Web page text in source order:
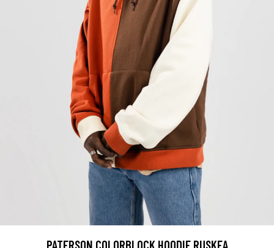
PATERSON COLORBLOCK HOODIE RUSKEA